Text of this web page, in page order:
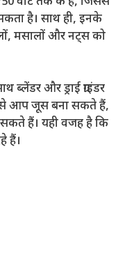
है। साथ ही, इनके
मसालों और नट्स को
और ड्राई ग्राइंडर
से आप जूस बना सकते हैं,
हैं। यही वजह है कि
हैं।